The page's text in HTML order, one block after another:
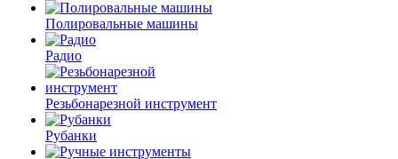
Полировальные машины
Радио
Резьбонарезной инструмент
Рубанки